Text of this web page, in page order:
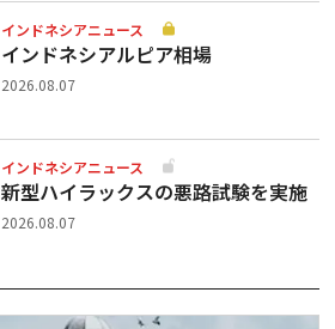
インドネシアニュース
インドネシアルピア相場
2026.08.07
インドネシアニュース
新型ハイラックスの悪路試験を実施
2026.08.07